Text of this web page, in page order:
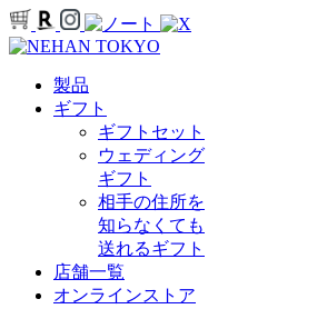
製品
ギフト
ギフトセット
ウェディング
ギフト
相手の住所を
知らなくても
送れるギフト
店舗一覧
オンラインストア